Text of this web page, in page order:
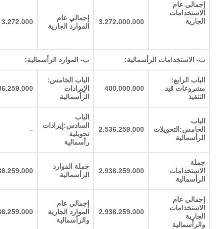
إجمالي عام
الاستخدامات
الجارية
3.272.000.000
إجمالي عام
الموارد الجارية
3.272.000
ب- الاستخدامات الرأسمالية: ب- الموارد الرأسمالية:
الباب الرابع:
مشروعات قيد
التنفيذ
400.000.000
الباب الخامس:
الإيرادات
الرأسمالية
الباب
الخامس:التحويلات
الرأسمالية
2.536.259.000
الباب
السادس:إيرادات
تحويلية
رأسمالية
–
جملة
الاستخدامات
الرأسمالية
2.936.259.000
جملة الموارد
الرأسمالية
إجمالي عام
الاستخدامات
الجارية
والرأسمالية
2.936.259.000
إجمالي عام
الموارد الجارية
والرأسمالية